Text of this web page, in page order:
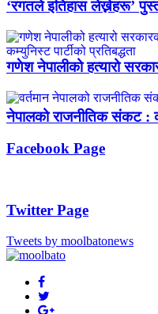
‘रगतले इतिहास लेख्नेहरू’
गणेश नेपालीको हत्यारो
नेपालको राजनीतिक संकट :
Facebook Page
Twitter Page
Tweets by moolbatonews